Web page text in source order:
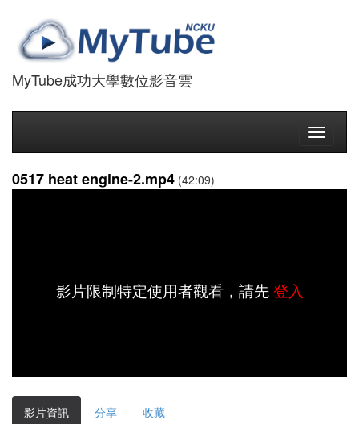
MyTube成功大學數位影音雲
Toggle
0517 heat engine-2.mp4 (42:09)
影片限制特定使用者觀看，請先登入
影片資訊 分享 收藏